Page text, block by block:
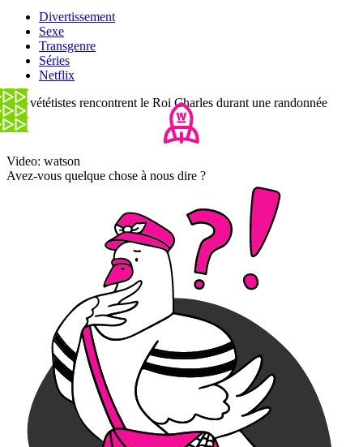
Divertissement
Sexe
Transgenre
Séries
Netflix
Des vététistes rencontrent le Roi Charles durant une randonnée
Video: watson
Avez-vous quelque chose à nous dire ?